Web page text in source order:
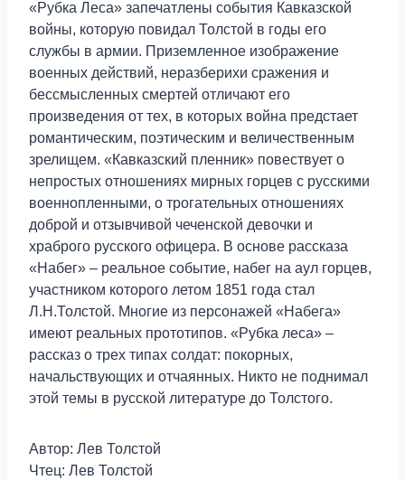
«Рубка Леса» запечатлены события Кавказской
войны, которую повидал Толстой в годы его
службы в армии. Приземленное изображение
военных действий, неразберихи сражения и
бессмысленных смертей отличают его
произведения от тех, в которых война предстает
романтическим, поэтическим и величественным
зрелищем. «Кавказский пленник» повествует о
непростых отношениях мирных горцев с русскими
военнопленными, о трогательных отношениях
доброй и отзывчивой чеченской девочки и
храброго русского офицера. В основе рассказа
«Набег» – реальное событие, набег на аул горцев,
участником которого летом 1851 года стал
Л.Н.Толстой. Многие из персонажей «Набега»
имеют реальных прототипов. «Рубка леса» –
рассказ о трех типах солдат: покорных,
начальствующих и отчаянных. Никто не поднимал
этой темы в русской литературе до Толстого.
Автор: Лев Толстой
Чтец: Лев Толстой